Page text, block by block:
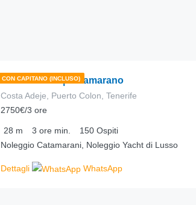
CON CAPITANO (INCLUSO)
Freebird One | Catamarano
Costa Adeje, Puerto Colon, Tenerife
2750€/3 ore
28 m 3 ore min. 150 Ospiti
Noleggio Catamarani, Noleggio Yacht di Lusso
Dettagli WhatsApp